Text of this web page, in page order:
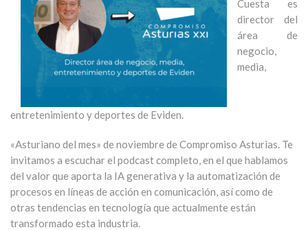
Cuesta es
director del
área de
negocio,
media,
entretenimiento y deportes de Eviden.
«Asturiano del mes» de noviembre de Compromiso Asturias. Te
invitamos a escuchar el podcast completo, en el que hablamos
del valor que aporta la IA generativa y la automatización de
procesos en líneas de acción en comunicación, así como de
otras tendencias en tecnología que actualmente están
transformado esta industria.